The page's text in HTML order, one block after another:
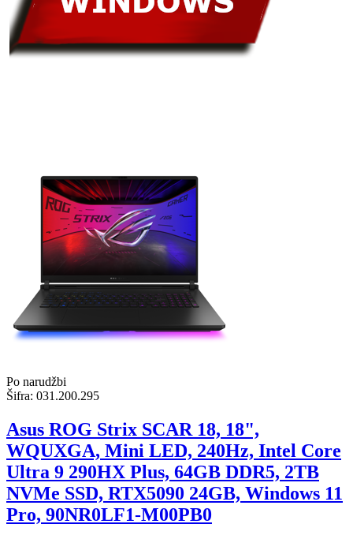
Po narudžbi
Šifra: 031.200.295
Asus ROG Strix SCAR 18, 18",
WQUXGA, Mini LED, 240Hz, Intel Core
Ultra 9 290HX Plus, 64GB DDR5, 2TB
NVMe SSD, RTX5090 24GB, Windows 11
Pro, 90NR0LF1-M00PB0